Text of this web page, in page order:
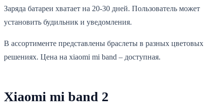
Заряда батареи хватает на 20-30 дней. Пользователь может
установить будильник и уведомления.
В ассортименте представлены браслеты в разных цветовых
решениях. Цена на xiaomi mi band – доступная.
Xiaomi mi band 2